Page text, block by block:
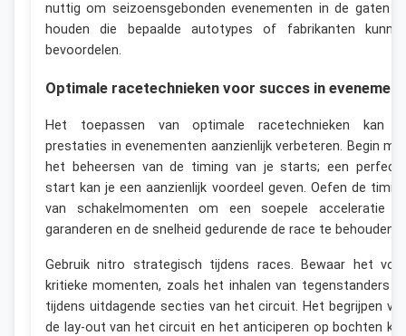
nuttig om seizoensgebonden evenementen in de gaten
houden die bepaalde autotypes of fabrikanten
bevoordelen.
Optimale racetechnieken voor succes in
Het toepassen van optimale racetechnieken kan
prestaties in evenementen aanzienlijk verbeteren. Begin
het beheersen van de timing van je starts; een
start kan je een aanzienlijk voordeel geven. Oefen de
van schakelmomenten om een soepele acceleratie
garanderen en de snelheid gedurende de race te behouden.
Gebruik nitro strategisch tijdens races. Bewaar het
kritieke momenten, zoals het inhalen van tegenstanders
tijdens uitdagende secties van het circuit. Het begrijpen
de lay-out van het circuit en het anticiperen op bochten